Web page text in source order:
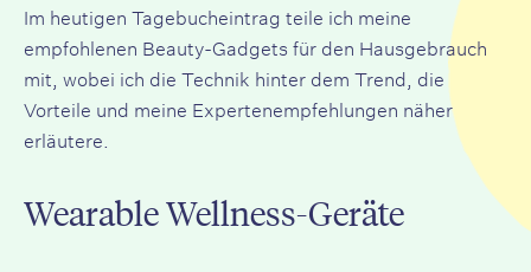
Im heutigen Tagebucheintrag teile ich meine
empfohlenen Beauty-Gadgets für den Hausgebrauch
mit, wobei ich die Technik hinter dem Trend, die
Vorteile und meine Expertenempfehlungen näher
erläutere.
Wearable Wellness-Geräte